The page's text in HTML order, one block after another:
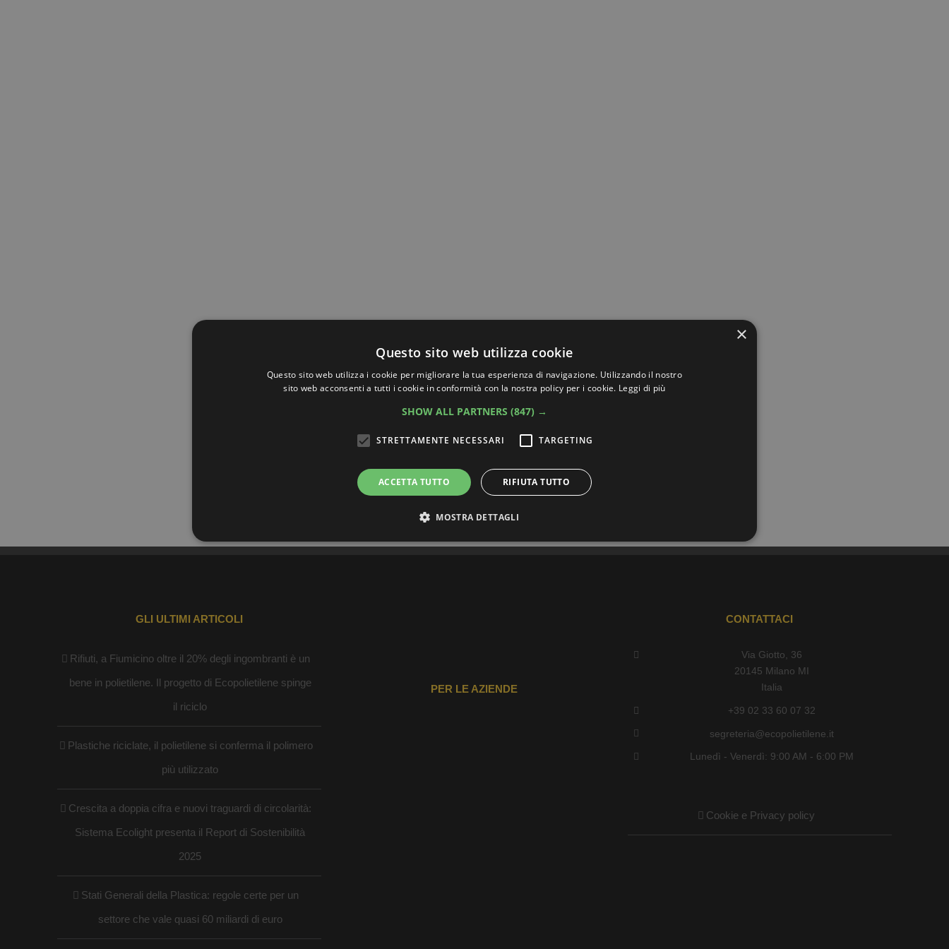
GLI ULTIMI ARTICOLI
Rifiuti, a Fiumicino oltre il 20% degli ingombranti è un
bene in polietilene. Il progetto di Ecopolietilene spinge
il riciclo
Plastiche riciclate, il polietilene si conferma il polimero
più utilizzato
Crescita a doppia cifra e nuovi traguardi di circolarità:
Sistema Ecolight presenta il Report di Sostenibilità
2025
Stati Generali della Plastica: regole certe per un
settore che vale quasi 60 miliardi di euro
PER LE AZIENDE
CONTATTACI
Via Giotto, 36
20145 Milano MI
Italia
+39 02 33 60 07 32
segreteria@ecopolietilene.it
Lunedì - Venerdì: 9:00 AM - 6:00 PM
Cookie e Privacy policy
×
Questo sito web utilizza cookie
Questo sito web utilizza i cookie per migliorare la tua esperienza di navigazione. Utilizzando il nostro
sito web acconsenti a tutti i cookie in conformità con la nostra policy per i cookie. Leggi di più
SHOW ALL PARTNERS (847) →
STRETTAMENTE NECESSARI TARGETING
ACCETTA TUTTO RIFIUTA TUTTO
MOSTRA DETTAGLI